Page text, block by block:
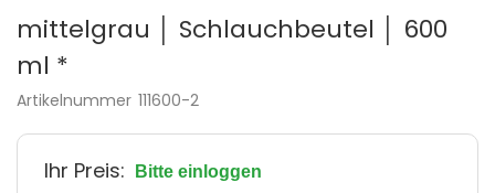
mittelgrau │ Schlauchbeutel │ 600
ml *
Artikelnummer 111600-2
Ihr Preis: Bitte einloggen